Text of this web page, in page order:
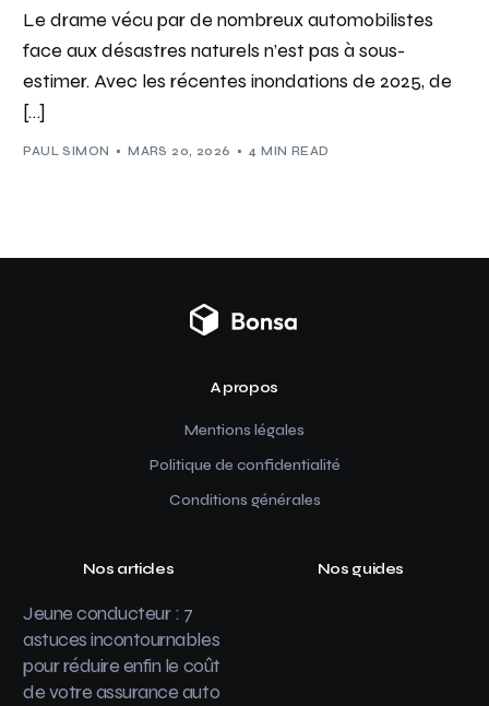
Le drame vécu par de nombreux automobilistes
face aux désastres naturels n’est pas à sous-
estimer. Avec les récentes inondations de 2025, de
[…]
PAUL SIMON MARS 20, 2026 4 MIN READ
A propos
Mentions légales
Politique de confidentialité
Conditions générales
Nos articles
Jeune conducteur : 7
astuces incontournables
pour réduire enfin le coût
de votre assurance auto
Nos guides